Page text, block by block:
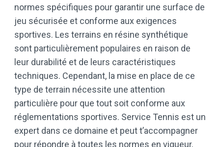
normes spécifiques pour garantir une surface de
jeu sécurisée et conforme aux exigences
sportives. Les terrains en résine synthétique
sont particulièrement populaires en raison de
leur durabilité et de leurs caractéristiques
techniques. Cependant, la mise en place de ce
type de terrain nécessite une attention
particulière pour que tout soit conforme aux
réglementations sportives. Service Tennis est un
expert dans ce domaine et peut t’accompagner
pour répondre à toutes les normes en vigueur.